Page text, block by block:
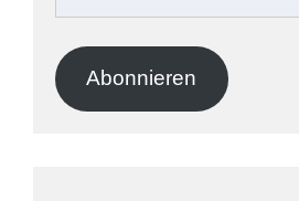
Adresse
Abonnieren